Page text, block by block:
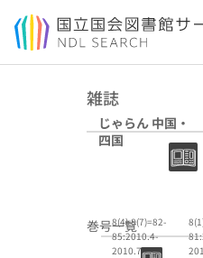
本文へ移動
雑誌
じゃらん 中国・
四国
巻号一覧8(4)-8(7)=82-
85:2010.4-
2010.7